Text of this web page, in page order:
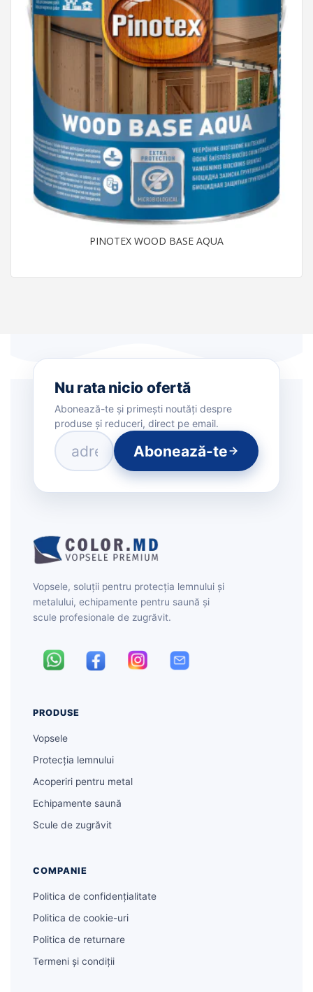
PINOTEX WOOD BASE AQUA
Nu rata nicio ofertă
Abonează-te și primești noutăți despre
produse și reduceri, direct pe email.
Abonează-te
Vopsele, soluții pentru protecția lemnului și
metalului, echipamente pentru saună și
scule profesionale de zugrăvit.
PRODUSE
Vopsele
Protecția lemnului
Acoperiri pentru metal
Echipamente saună
Scule de zugrăvit
COMPANIE
Politica de confidențialitate
Politica de cookie-uri
Politica de returnare
Termeni și condiții